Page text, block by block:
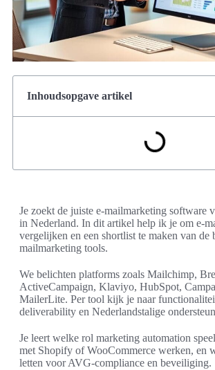
Inhoudsopgave artikel
Je zoekt de juiste e-mailmarketing software
in Nederland. In dit artikel help ik je om e-
vergelijken en een shortlist te maken van de
mailmarketing tools.
We belichten platforms zoals Mailchimp,
ActiveCampaign, Klaviyo, HubSpot,
MailerLite. Per tool kijk je naar
deliverability en Nederlandstalige
Je leert welke rol marketing automation
met Shopify of WooCommerce werken, en
letten voor AVG-compliance en beveiliging.